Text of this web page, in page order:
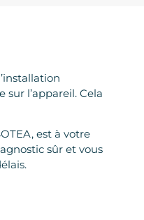
l’appareil. Cela
est à votre
sûr et vous